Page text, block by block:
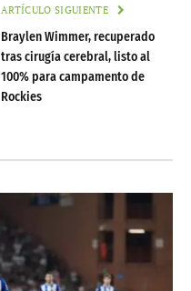
ARTÍCULO SIGUIENTE
Braylen Wimmer, recuperado
tras cirugía cerebral, listo al
100% para campamento de
Rockies